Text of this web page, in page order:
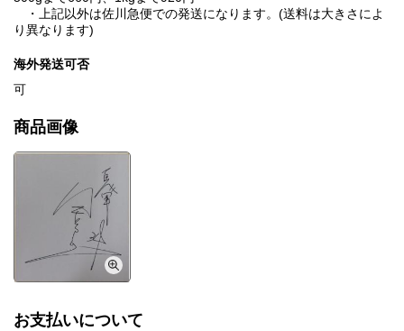
・上記以外は佐川急便での発送になります。(送料は大きさによ
り異なります)
海外発送可否
可
商品画像
お支払いについて